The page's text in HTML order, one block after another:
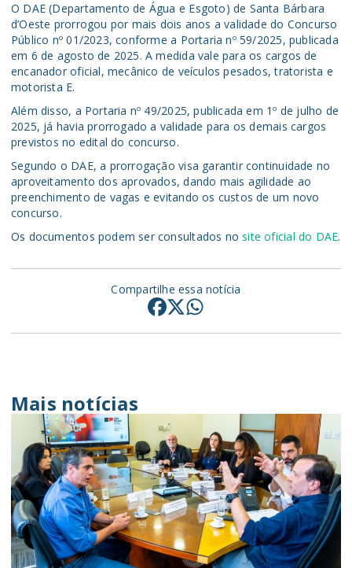
O DAE (Departamento de Água e Esgoto) de Santa Bárbara
d’Oeste prorrogou por mais dois anos a validade do Concurso
Público nº 01/2023, conforme a Portaria nº 59/2025, publicada
em 6 de agosto de 2025. A medida vale para os cargos de
encanador oficial, mecânico de veículos pesados, tratorista e
motorista E.
Além disso, a Portaria nº 49/2025, publicada em 1º de julho de
2025, já havia prorrogado a validade para os demais cargos
previstos no edital do concurso.
Segundo o DAE, a prorrogação visa garantir continuidade no
aproveitamento dos aprovados, dando mais agilidade ao
preenchimento de vagas e evitando os custos de um novo
concurso.
Os documentos podem ser consultados nosite oficial do DAE.
Compartilhe essa notícia
Mais notícias